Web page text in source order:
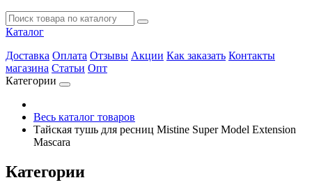
Каталог
Доставка Оплата Отзывы Акции Как заказать Контакты
магазина Статьи Опт
Категории
Весь каталог товаров
Тайская тушь для ресниц Mistine Super Model Extension
Mascara
Категории